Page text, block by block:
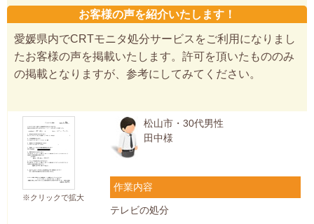
お客様の声を紹介いたします！
愛媛県内でCRTモニタ処分サービスをご利用になりまし
たお客様の声を掲載いたします。許可を頂いたもののみ
の掲載となりますが、参考にしてみてください。
※クリックで拡大
松山市・30代男性
田中様
作業内容
テレビの処分